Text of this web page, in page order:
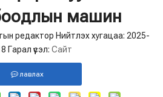
машин
редактор Нийтлэх хугацаа: 2025-
Гарал үүсэл: Сайт
лавлах